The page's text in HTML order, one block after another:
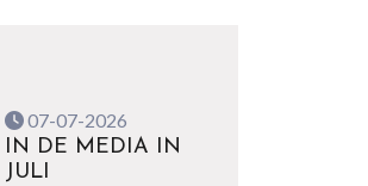
07-07-2026
IN DE MEDIA IN
JULI